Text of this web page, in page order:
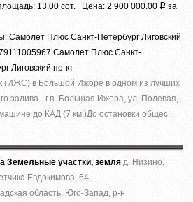
13.00 сот. Цена: 2 900 000.00 Р за
Самолет Плюс Санкт-Петербург Лиговский
Самолет Плюс Санкт-
Лиговский пр-кт
(ИЖС) в Большой Ижоре в одном из лучших
залива - г.п. Большая Ижора, ул. Полевая,
до КАД (7 км.)До остановки общес...
Земельные участки, земля д. Низино,
Евдокимова, 64
область, Юго-Запад, р-н